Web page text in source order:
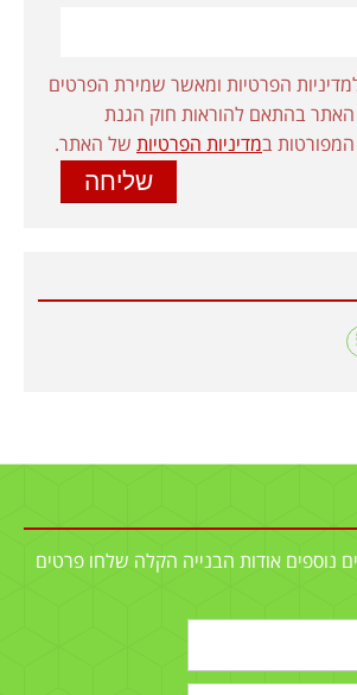
הפרטיות ומאשר שמירת הפרטים
בהתאם להוראות חוק הגנת
במדיניות הפרטיות של האתר.
נוספים אודות הבנייה הקלה שלחו פרטים